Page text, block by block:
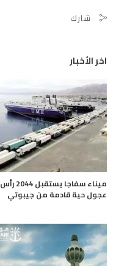
شارك
اخر الأخبار
ميناء سفاجا يستقبل 2044 رأس
عجول حية قادمة من جيبوتي